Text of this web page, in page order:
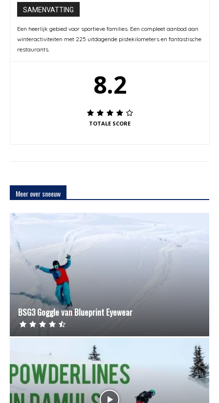
SAMENVATTING
Een heerlijk gebied voor sportieve families. Een compleet aanbod aan
winteractiviteiten met 225 uitdagende pistekilometers en fantastische
restaurants.
8.2
TOTALE SCORE
Meer over sneeuw
BSG3 Goggle van Blueprint Eyewear